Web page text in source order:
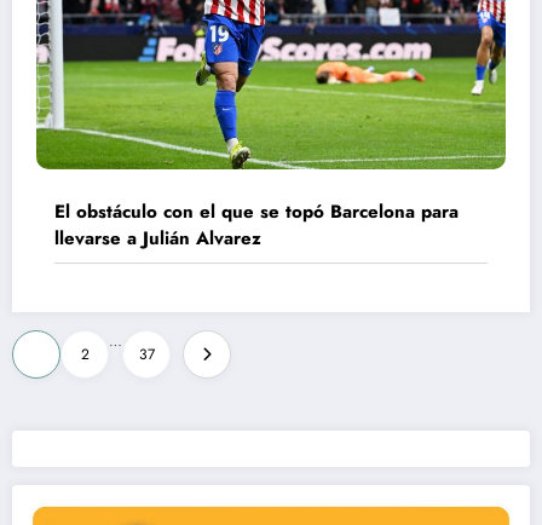
El obstáculo con el que se topó Barcelona para
llevarse a Julián Alvarez
Paginación
de
entradas
2
…
37